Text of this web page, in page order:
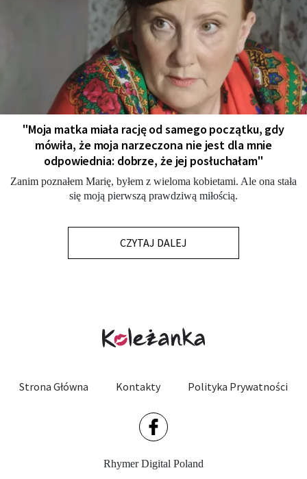
"Moja matka miała rację od samego początku, gdy
mówiła, że moja narzeczona nie jest dla mnie
odpowiednia: dobrze, że jej posłuchałam"
Zanim poznałem Marię, byłem z wieloma kobietami. Ale ona stała
się moją pierwszą prawdziwą miłością.
CZYTAJ DALEJ
Strona Główna Kontakty Polityka Prywatności
Rhymer Digital Poland